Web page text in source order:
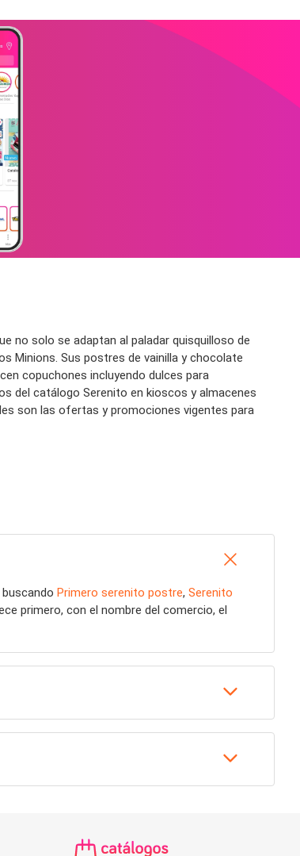
no solo se adaptan al paladar quisquilloso de
Minions. Sus postres de vainilla y chocolate
copuchones incluyendo dulces para
del catálogo Serenito en kioscos y almacenes
son las ofertas y promociones vigentes para
Primero serenito postre, Serenito
primero, con el nombre del comercio, el